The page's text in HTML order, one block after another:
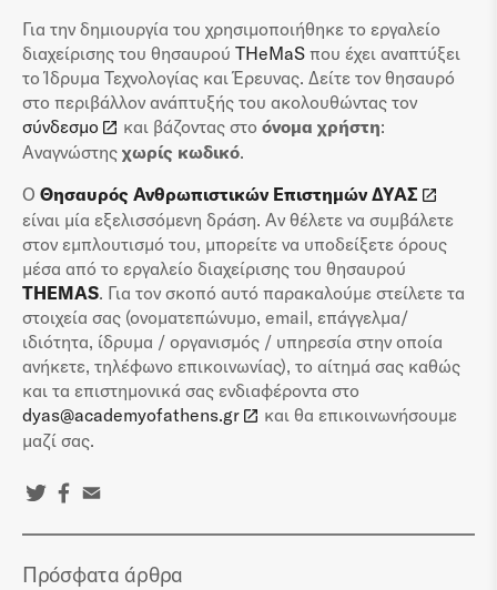
Για την δημιουργία του χρησιμοποιήθηκε το εργαλείο
διαχείρισης του θησαυρού THeMaS που έχει αναπτύξει
το Ίδρυμα Τεχνολογίας και Έρευνας. Δείτε τον θησαυρό
στο περιβάλλον ανάπτυξής του ακολουθώντας τον
σύνδεσμο
και βάζοντας στοόνομα χρήστη:
Αναγνώστης χωρίς κωδικό.
Ο Θησαυρός Ανθρωπιστικών Επιστημών ΔΥΑΣ
είναι μία εξελισσόμενη δράση. Αν θέλετε να συμβάλετε
στον εμπλουτισμό του, μπορείτε να υποδείξετε όρους
μέσα από το εργαλείο διαχείρισης του θησαυρού
THEMAS. Για τον σκοπό αυτό παρακαλούμε στείλετε τα
στοιχεία σας (ονοματεπώνυμο, email, επάγγελμα/
ιδιότητα, ίδρυμα / οργανισμός / υπηρεσία στην οποία
ανήκετε, τηλέφωνο επικοινωνίας), το αίτημά σας καθώς
και τα επιστημονικά σας ενδιαφέροντα στο
dyas@academyofathens.gr
και θα επικοινωνήσουμε
μαζί σας.
Πρόσφατα άρθρα